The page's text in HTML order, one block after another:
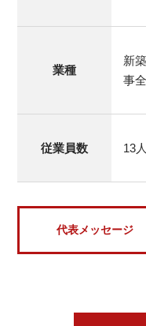
業種
新
事
従業員数 13人
代表メッセージ